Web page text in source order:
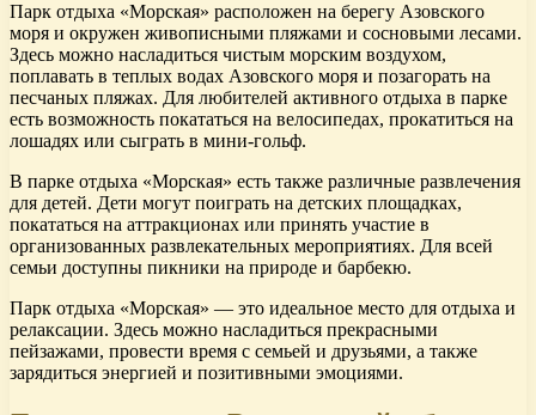
Парк отдыха «Морская» расположен на берегу Азовского
моря и окружен живописными пляжами и сосновыми лесами.
Здесь можно насладиться чистым морским воздухом,
поплавать в теплых водах Азовского моря и позагорать на
песчаных пляжах. Для любителей активного отдыха в парке
есть возможность покататься на велосипедах, прокатиться на
лошадях или сыграть в мини-гольф.
В парке отдыха «Морская» есть также различные развлечения
для детей. Дети могут поиграть на детских площадках,
покататься на аттракционах или принять участие в
организованных развлекательных мероприятиях. Для всей
семьи доступны пикники на природе и барбекю.
Парк отдыха «Морская» — это идеальное место для отдыха и
релаксации. Здесь можно насладиться прекрасными
пейзажами, провести время с семьей и друзьями, а также
зарядиться энергией и позитивными эмоциями.